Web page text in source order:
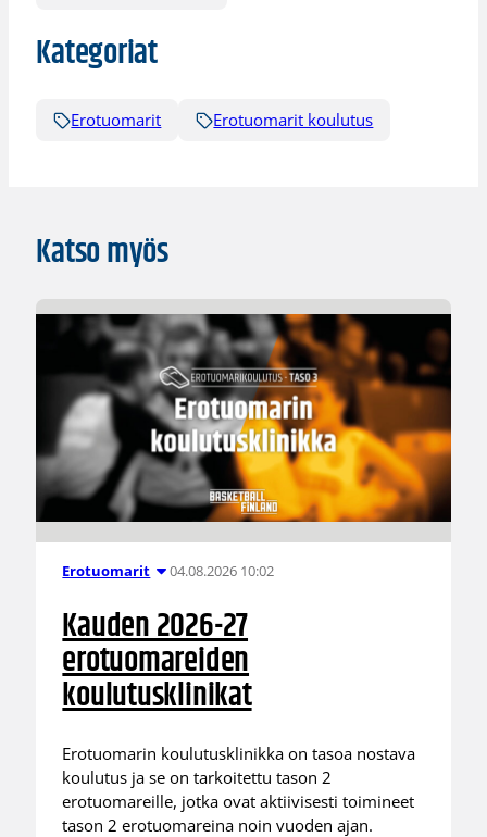
Kategoriat
Erotuomarit Erotuomarit koulutus
Katso myös
Erotuomarit 04.08.2026 10:02
Kauden 2026-27
erotuomareiden
koulutusklinikat
Erotuomarin koulutusklinikka on tasoa nostava
koulutus ja se on tarkoitettu tason 2
erotuomareille, jotka ovat aktiivisesti toimineet
tason 2 erotuomareina noin vuoden ajan.